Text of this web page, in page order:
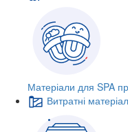
Матеріали для SPA
Витратні